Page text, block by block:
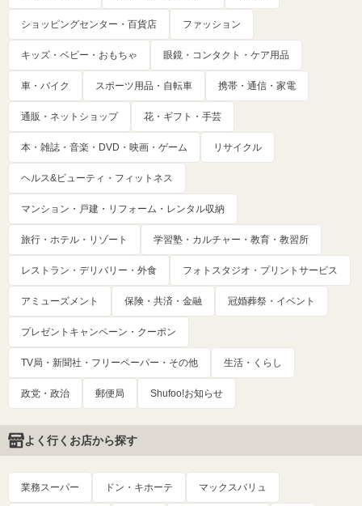
ショッピングセンター・百貨店 ファッション
キッズ・ベビー・おもちゃ 眼鏡・コンタクト・ケア用品
車・バイク スポーツ用品・自転車 携帯・通信・家電
通販・ネットショップ 花・ギフト・手芸
本・雑誌・音楽・DVD・映画・ゲーム リサイクル
ヘルス&ビューティ・フィットネス
マンション・戸建・リフォーム・レンタル収納
旅行・ホテル・リゾート 学習塾・カルチャー・教育・教習所
レストラン・デリバリー・外食 フォトスタジオ・プリントサービス
アミューズメント 保険・共済・金融 冠婚葬祭・イベント
プレゼントキャンペーン・クーポン
TV局・新聞社・フリーペーパー・その他 生活・くらし
政党・政治 郵便局 Shufoo!お知らせ
よく行くお店から探す
業務スーパー ドン・キホーテ マックスバリュ